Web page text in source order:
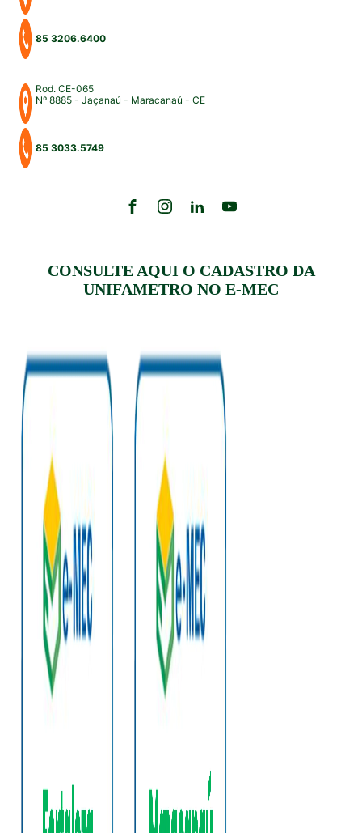
85 3206.6400
Rod. CE-065
Nº 8885 - Jaçanaú - Maracanaú - CE
85 3033.5749
CONSULTE AQUI O CADASTRO DA
UNIFAMETRO NO E-MEC